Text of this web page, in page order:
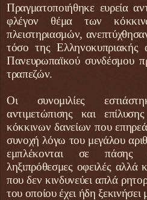
Πραγματοποιήθηκε ευρεία
φλέγον θέμα των
πλειστηριασμών,
τόσο της Ελληνοκυπριακής
Πανευρωπαϊκού συνδέσμου
τραπεζών.
Οι συνομιλίες
αντιμετώπισης και
κόκκινων δανείων που
συνοχή λόγω του μεγάλου
εμπλέκονται σε
ληξιπρόθεσμες οφειλές αλλά
που δεν κινδυνεύει απλά
του οποίου έχει ήδη